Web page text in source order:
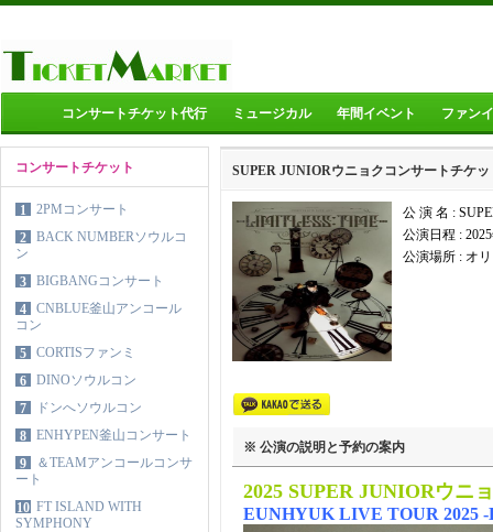
コンサートチケット代行 ミュージカル 年間イベント ファン
コンサートチケット
1
2PMコンサート
2
BACK NUMBERソウルコ
ン
3
BIGBANGコンサート
4
CNBLUE釜山アンコール
コン
5
CORTISファンミ
6
DINOソウルコン
7
ドンへソウルコン
8
ENHYPEN釜山コンサート
9
＆TEAMアンコールコンサ
ート
10 FT ISLAND WITH
SYMPHONY
SUPER JUNIORウニョクコンサートチケッ
公 演 名 :
公演日程 :
公演場所 : オ
※ 公演の説明と予約の案内
2025 SUPER JUNIORウニ
EUNHYUK LIVE TOUR 2025 -